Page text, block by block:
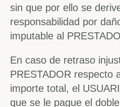
sin que por ello se
responsabilidad por
imputable al
En caso de retraso
PRESTADOR respecto
importe total, el
que se le pague el